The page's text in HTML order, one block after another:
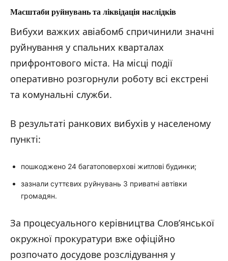
Масштаби руйнувань та ліквідація наслідків
Вибухи важких авіабомб спричинили значні
руйнування у спальних кварталах
прифронтового міста. На місці події
оперативно розгорнули роботу всі екстрені
та комунальні служби.
В результаті ранкових вибухів у населеному
пункті:
пошкоджено 24 багатоповерхові житлові будинки;
зазнали суттєвих руйнувань 3 приватні автівки
громадян.
За процесуального керівництва Слов’янської
окружної прокуратури вже офіційно
розпочато досудове розслідування у